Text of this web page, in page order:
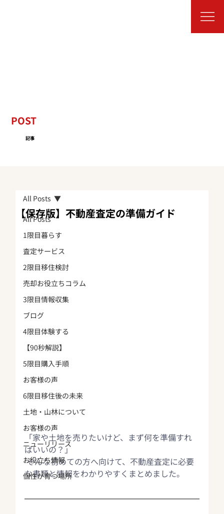
POST
記事
All Posts
1限目暮らす
査定サービス
2限目移住検討
売却お役立ちコラム
3限目情報収集
ブログ
4限目体験する
【90秒解説】
5限目購入手順
お客様の声
6限目移住後の未来
土地・山林について
お客様の声
ニューリリース
お役立ち情報
個性が育つ場所
All Posts
【保存版】不動産査定の準備ガイド
「家や土地を売りたいけど、まず何を準備すれ
ばいいの？」
そんな初めての方へ向けて、不動産査定に必要
な書類と情報をわかりやすくまとめました。